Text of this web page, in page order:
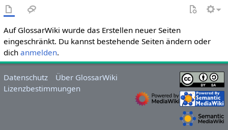
Auf GlossarWiki wurde das Erstellen neuer Seiten
eingeschränkt. Du kannst bestehende Seiten ändern oder
dich anmelden.
Datenschutz
Über GlossarWiki
Lizenzbestimmungen